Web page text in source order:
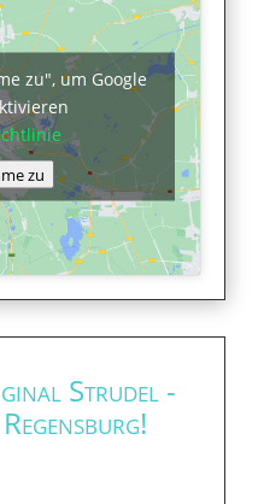
zu", um Google
zu
Strudel -